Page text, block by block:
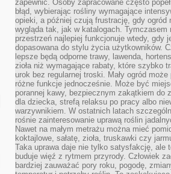
zapewnić. Osoby zapracowane często
błąd, wybierając rośliny wymagające
opieki, a później czują frustrację, gdy ogród
wygląda tak, jak w katalogach. Tymczasem
przestrzeń najlepiej funkcjonuje wtedy, gdy
dopasowana do stylu życia użytkowników.
lepsze będą odporne trawy, lawenda,
zioła niż wymagające rabaty, które szybko
urok bez regularnej troski. Mały ogród może
różne funkcje jednocześnie. Może być
porannej kawy, bezpiecznym zakątkiem do
dla dziecka, strefą relaksu po pracy albo
warzywnikiem. W ostatnich latach
rośnie zainteresowanie uprawą roślin
Nawet na małym metrażu można mieć
koktajlowe, sałatę, zioła, truskawki czy
Taka uprawa daje nie tylko satysfakcję, ale
buduje więź z rytmem przyrody. Człowiek
bardziej zauważać pory roku, pogodę,